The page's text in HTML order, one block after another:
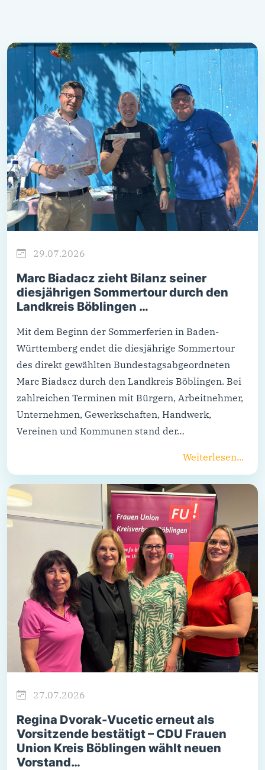
29.07.2026
Marc Biadacz zieht Bilanz seiner
diesjährigen Sommertour durch den
Landkreis Böblingen …
Mit dem Beginn der Sommerferien in Baden-
Württemberg endet die diesjährige Sommertour
des direkt gewählten Bundestagsabgeordneten
Marc Biadacz durch den Landkreis Böblingen. Bei
zahlreichen Terminen mit Bürgern, Arbeitnehmer,
Unternehmen, Gewerkschaften, Handwerk,
Vereinen und Kommunen stand der…
Weiterlesen...
27.07.2026
Regina Dvorak-Vucetic erneut als
Vorsitzende bestätigt – CDU Frauen
Union Kreis Böblingen wählt neuen
Vorstand…